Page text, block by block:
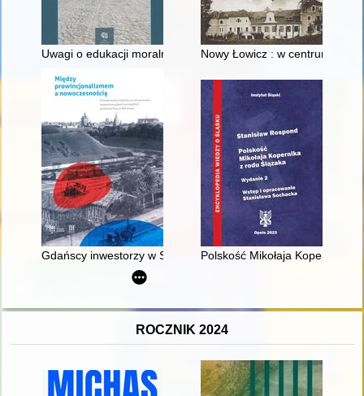
Uwagi o edukacji moralnej synów szlacheckich w XVI-
Nowy Łowicz : w centrum
Gdańscy inwestorzy w Sopocie : prestiż finansowy i
Polskość Mikołaja Kopernika z
ROCZNIK 2024